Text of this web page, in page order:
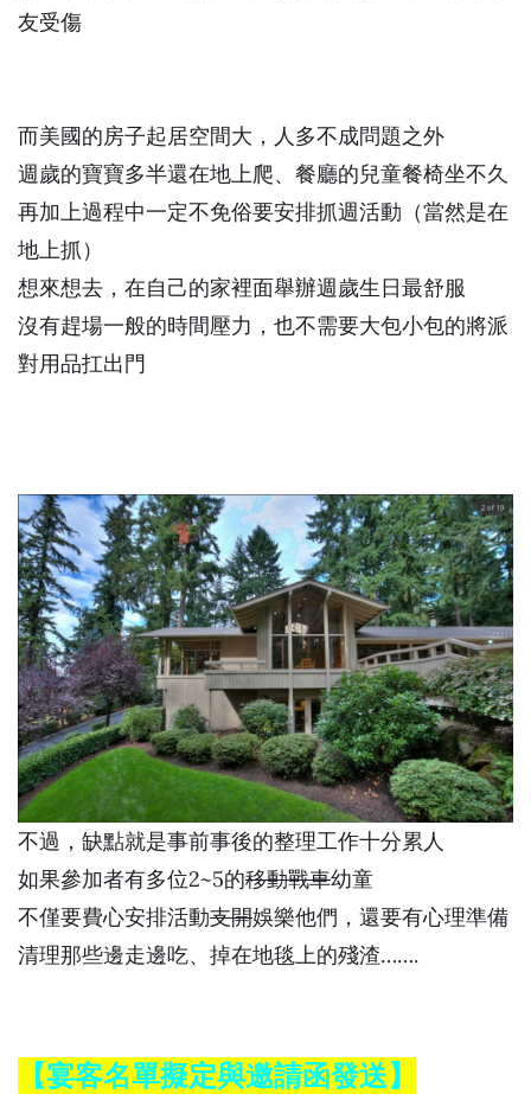
友受傷
而美國的房子起居空間大，人多不成問題之外
週歲的寶寶多半還在地上爬、餐廳的兒童餐椅坐不久
再加上過程中一定不免俗要安排抓週活動（當然是在
地上抓）
想來想去，在自己的家裡面舉辦週歲生日最舒服
沒有趕場一般的時間壓力，也不需要大包小包的將派
對用品扛出門
不過，缺點就是事前事後的整理工作十分累人
如果參加者有多位2~5的移動戰車幼童
不僅要費心安排活動支開娛樂他們，還要有心理準備
清理那些邊走邊吃、掉在地毯上的殘渣…….
【宴客名單擬定與邀請函發送】